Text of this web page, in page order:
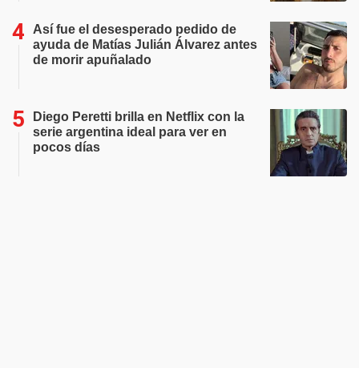
Así fue el desesperado pedido de
ayuda de Matías Julián Álvarez antes
de morir apuñalado
Diego Peretti brilla en Netflix con la
serie argentina ideal para ver en
pocos días